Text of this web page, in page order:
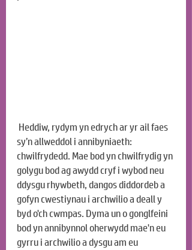
Heddiw, rydym yn edrych ar yr ail faes
sy’n allweddol i annibyniaeth:
chwilfrydedd. Mae bod yn chwilfrydig yn
golygu bod ag awydd cryf i wybod neu
ddysgu rhywbeth, dangos diddordeb a
gofyn cwestiynau i archwilio a deall y
byd o'ch cwmpas. Dyma un o gonglfeini
bod yn annibynnol oherwydd mae'n eu
gyrru i archwilio a dysgu am eu